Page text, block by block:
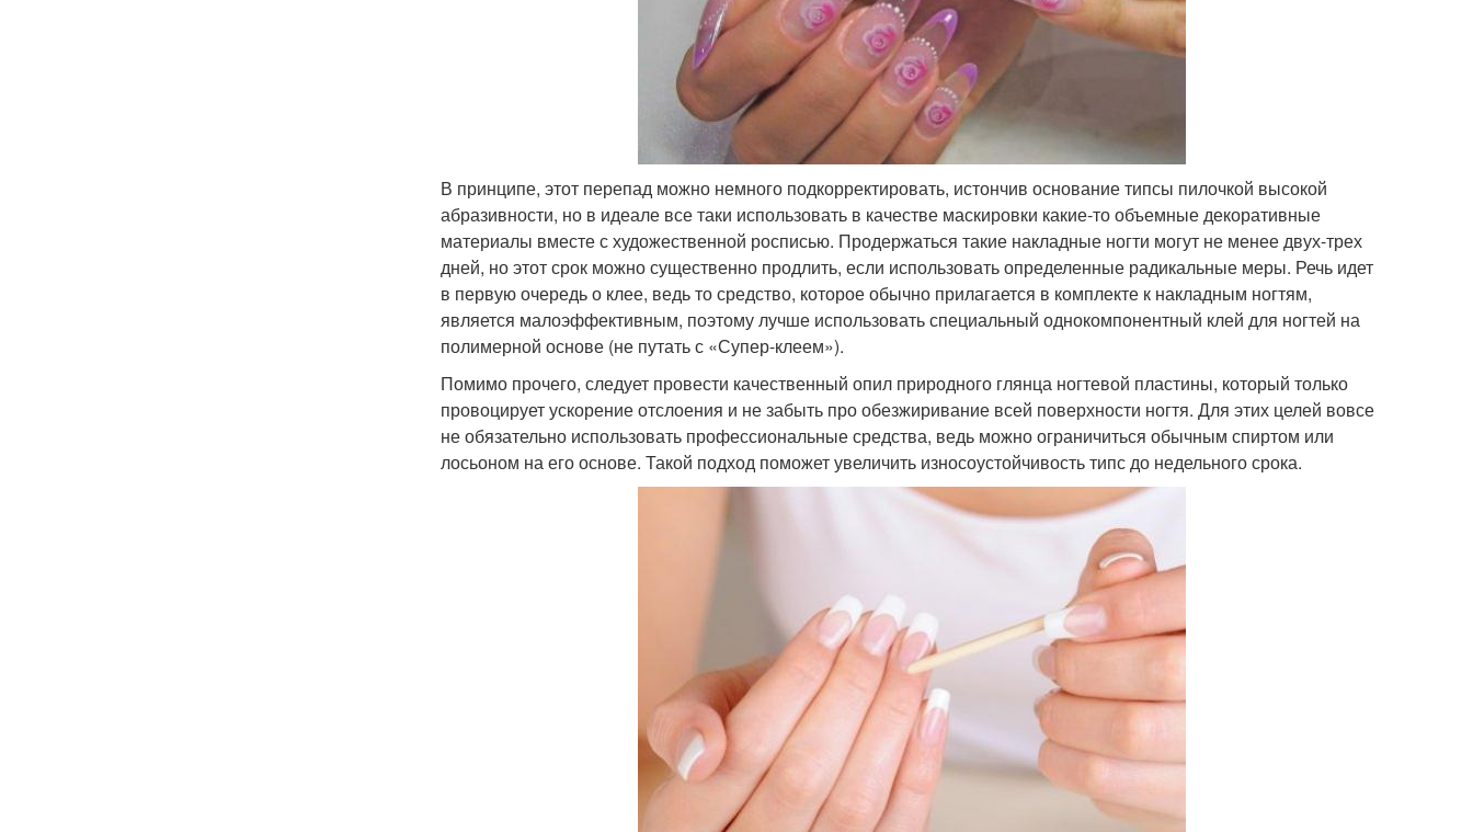
В принципе, этот перепад можно немного подкорректировать, истончив основание типсы пилочкой высокой
абразивности, но в идеале все таки использовать в качестве маскировки какие-то объемные декоративные
материалы вместе с художественной росписью. Продержаться такие накладные ногти могут не менее двух-трех
дней, но этот срок можно существенно продлить, если использовать определенные радикальные меры. Речь идет
в первую очередь о клее, ведь то средство, которое обычно прилагается в комплекте к накладным ногтям,
является малоэффективным, поэтому лучше использовать специальный однокомпонентный клей для ногтей на
полимерной основе (не путать с «Супер-клеем»).
Помимо прочего, следует провести качественный опил природного глянца ногтевой пластины, который только
провоцирует ускорение отслоения и не забыть про обезжиривание всей поверхности ногтя. Для этих целей вовсе
не обязательно использовать профессиональные средства, ведь можно ограничиться обычным спиртом или
лосьоном на его основе. Такой подход поможет увеличить износоустойчивость типс до недельного срока.